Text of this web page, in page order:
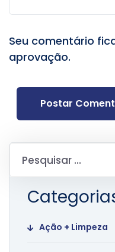
Seu comentário
aprovação.
Postar
Ação + Limpeza